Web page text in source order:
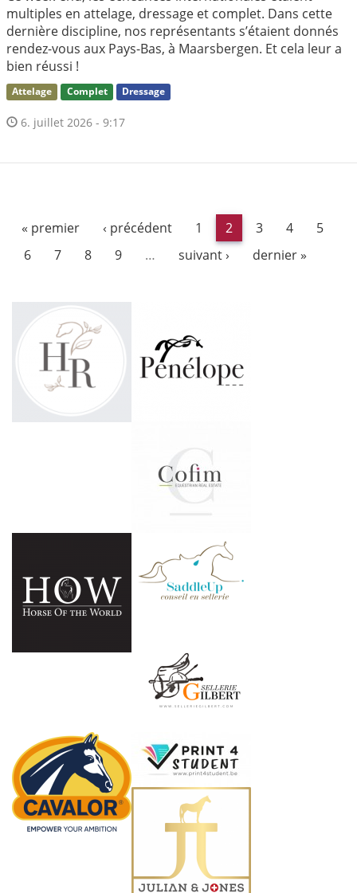
multiples en attelage, dressage et complet. Dans cette
dernière discipline, nos représentants s’étaient donnés
rendez-vous aux Pays-Bas, à Maarsbergen. Et cela leur a
bien réussi !
Attelage Complet Dressage
6. juillet 2026 - 9:17
« premier ‹ précédent 1 2 3 4
5
6
7 8 9 … suivant › dernier »